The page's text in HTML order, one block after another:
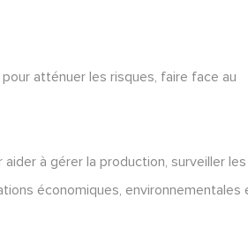
atténuer les risques, faire face au
à gérer la production, surveiller les
économiques, environnementales